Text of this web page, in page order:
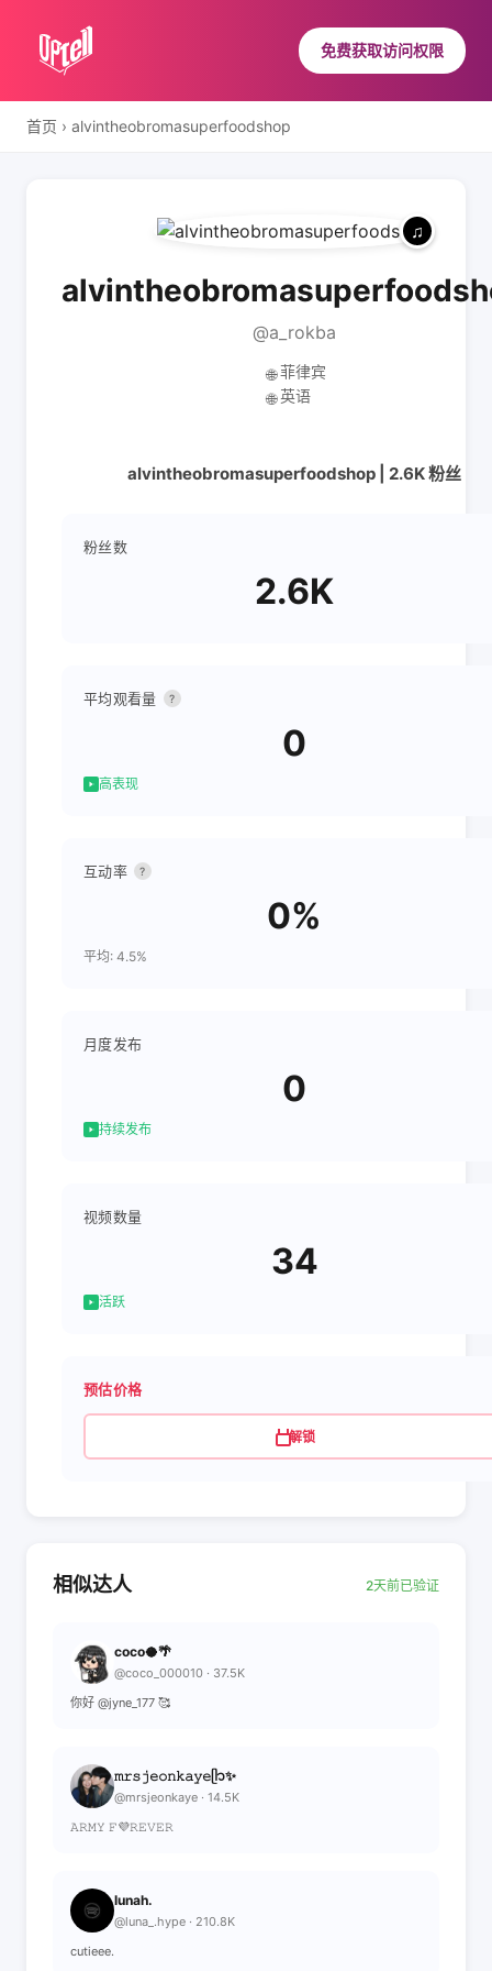
免费获取访问权限
首页 › alvintheobromasuperfoodshop
@a_rokba
🌐 菲律宾
🌐 英语
alvintheobromasuperfoodshop | 2.6K 粉丝
粉丝数
2.6K
平均观看量 ?
0
高表现
互动率 ?
0%
平均: 4.5%
月度发布
0
持续发布
视频数量
34
活跃
预估价格
解锁
相似达人 2天前已验证
coco🥥🌴
@coco_000010 · 37.5K
你好 @jyne_177 🥰
𝚖𝚛𝚜𝚓𝚎𝚘𝚗𝚔𝚊𝚢𝚎ᥫ᭡✨
@mrsjeonkaye · 14.5K
𝙰𝚁𝙼𝚈 𝙵💜𝚁𝙴𝚅𝙴𝚁
lunah.
@luna_.hype · 210.8K
cutieee.